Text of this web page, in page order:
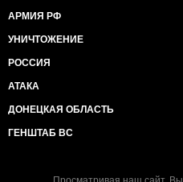
АРМИЯ РФ
УНИЧТОЖЕНИЕ
РОССИЯ
АТАКА
ДОНЕЦКАЯ ОБЛАСТЬ
ГЕНШТАБ ВС